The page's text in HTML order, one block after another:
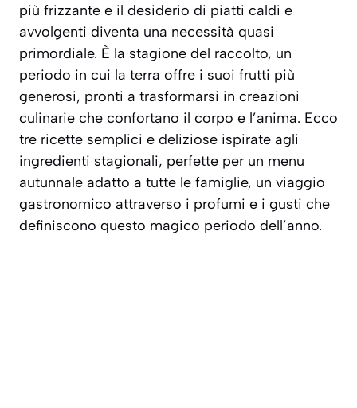
più frizzante e il desiderio di piatti caldi e
avvolgenti diventa una necessità quasi
primordiale. È la stagione del raccolto, un
periodo in cui la terra offre i suoi frutti più
generosi, pronti a trasformarsi in creazioni
culinarie che confortano il corpo e l’anima. Ecco
tre ricette semplici e deliziose ispirate agli
ingredienti stagionali, perfette per un menu
autunnale adatto a tutte le famiglie, un viaggio
gastronomico attraverso i profumi e i gusti che
definiscono questo magico periodo dell’anno.